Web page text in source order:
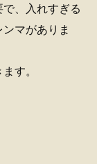
、入れすぎる
マがありま
す。